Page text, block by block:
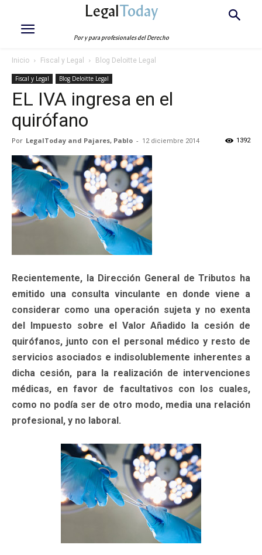
LegalToday
Por y para profesionales del Derecho
Inicio Fiscal y Legal Blog Deloitte Legal
Fiscal y Legal Blog Deloitte Legal
EL IVA ingresa en el
quirófano
Por LegalToday and Pajares, Pablo - 12 diciembre 2014 1392
Recientemente, la Dirección General de Tributos ha
emitido una consulta vinculante en donde viene a
considerar como una operación sujeta y no exenta
del Impuesto sobre el Valor Añadido la cesión de
quirófanos, junto con el personal médico y resto de
servicios asociados e indisolublemente inherentes a
dicha cesión, para la realización de intervenciones
médicas, en favor de facultativos con los cuales,
como no podía ser de otro modo, media una relación
profesional, y no laboral.